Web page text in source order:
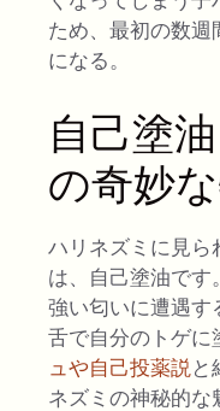
ため、最初の数
になる。
自己塗
の奇妙
ハリネズミに見ら
は、自己塗油です
強い匂いに遭遇す
舌で自分のトゲに
ュや自己投薬説 と
ネズミの神秘的な